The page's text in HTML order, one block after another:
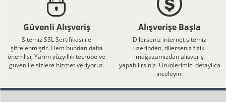
Güvenli Alışveriş
Sitemiz SSL Sertifikası ile
şifrelenmiştir. Hem bundan daha
önemlisi, Yarım yüzyıllık tecrübe ve
güven ile sizlere hizmet veriyoruz.
Alışverişe Başla
Dilerseniz internet sitemiz
üzerinden, dilerseniz fiziki
mağazamızdan alışveriş
yapabilirsiniz. Ürünlerimizi detaylıca
inceleyin.